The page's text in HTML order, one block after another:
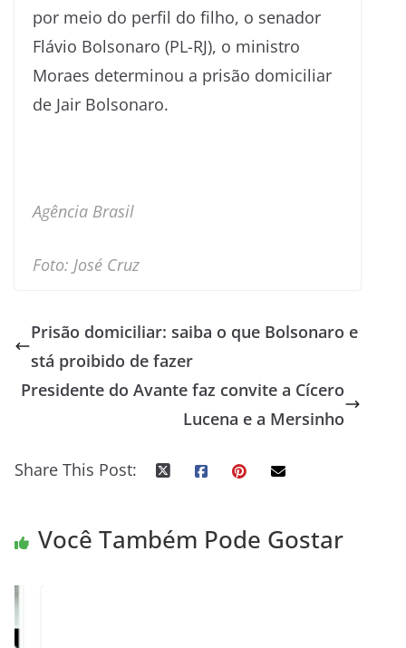
por meio do perfil do filho, o senador
Flávio Bolsonaro (PL-RJ), o ministro
Moraes determinou a prisão domiciliar
de Jair Bolsonaro.
Agência Brasil
Foto: José Cruz
Prisão domiciliar: saiba o que Bolsonaro e
stá proibido de fazer
Presidente do Avante faz convite a Cícero
Lucena e a Mersinho
Share This Post:
Você Também Pode Gostar